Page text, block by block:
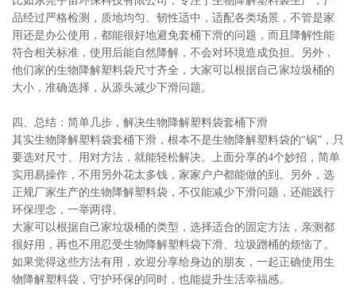
品经过严格检测，质地均匀、韧性适中，适配各类场景，不管是家
用还是办公使用，都能很好地避免套桶下滑的问题，而且降解性能
符合相关标准，使用后能自然降解，不会对环境造成负担。另外，
他们家的生物降解塑料袋尺寸齐全，大家可以根据自己家垃圾桶的
大小，准确选择，从源头减少下滑问题。
四、总结：简单几步，解决生物降解塑料袋套桶下滑
其实生物降解塑料袋套桶下滑，根本不是生物降解塑料袋的“锅”，只
要选对尺寸、用对方法，就能轻松解决。上面分享的4个妙招，简单
实用易操作，不用另外花太多钱，家家户户都能做的到。另外，选
正规厂家生产的生物降解塑料袋，不仅能减少下滑问题，还能践行
环保理念，一举两得。
大家可以根据自己家垃圾桶的类型，选择适合的固定方法，亲测都
很好用，再也不用忍受生物降解塑料袋下滑、垃圾蹭桶的烦恼了。
如果觉得这些方法有用，欢迎分享给身边的朋友，一起正确使用生
物降解塑料袋，守护环保的同时，也能提升生活幸福感。